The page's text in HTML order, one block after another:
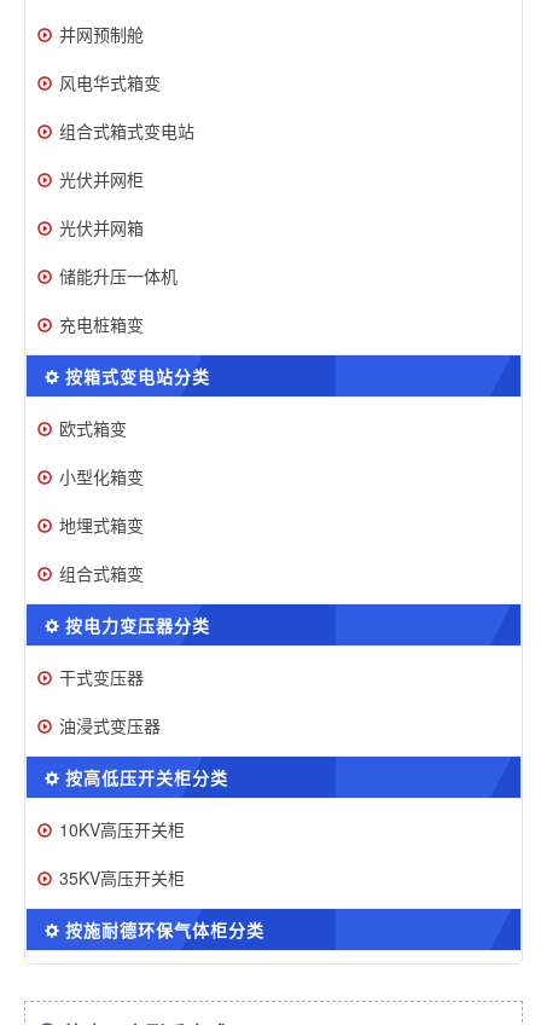
并网预制舱
风电华式箱变
组合式箱式变电站
光伏并网柜
光伏并网箱
储能升压一体机
充电桩箱变
按箱式变电站分类
欧式箱变
小型化箱变
地埋式箱变
组合式箱变
按电力变压器分类
干式变压器
油浸式变压器
按高低压开关柜分类
10KV高压开关柜
35KV高压开关柜
按施耐德环保气体柜分类